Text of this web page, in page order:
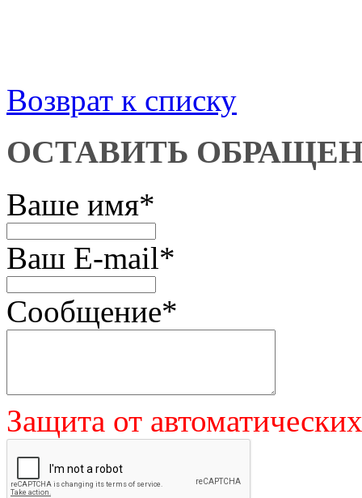
Возврат к списку
ОСТАВИТЬ
Ваше имя*
Ваш E-mail*
Сообщение*
Защита от